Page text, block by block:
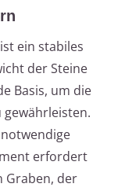
ein stabiles
der Steine
Basis, um die
erfordert
Graben, der